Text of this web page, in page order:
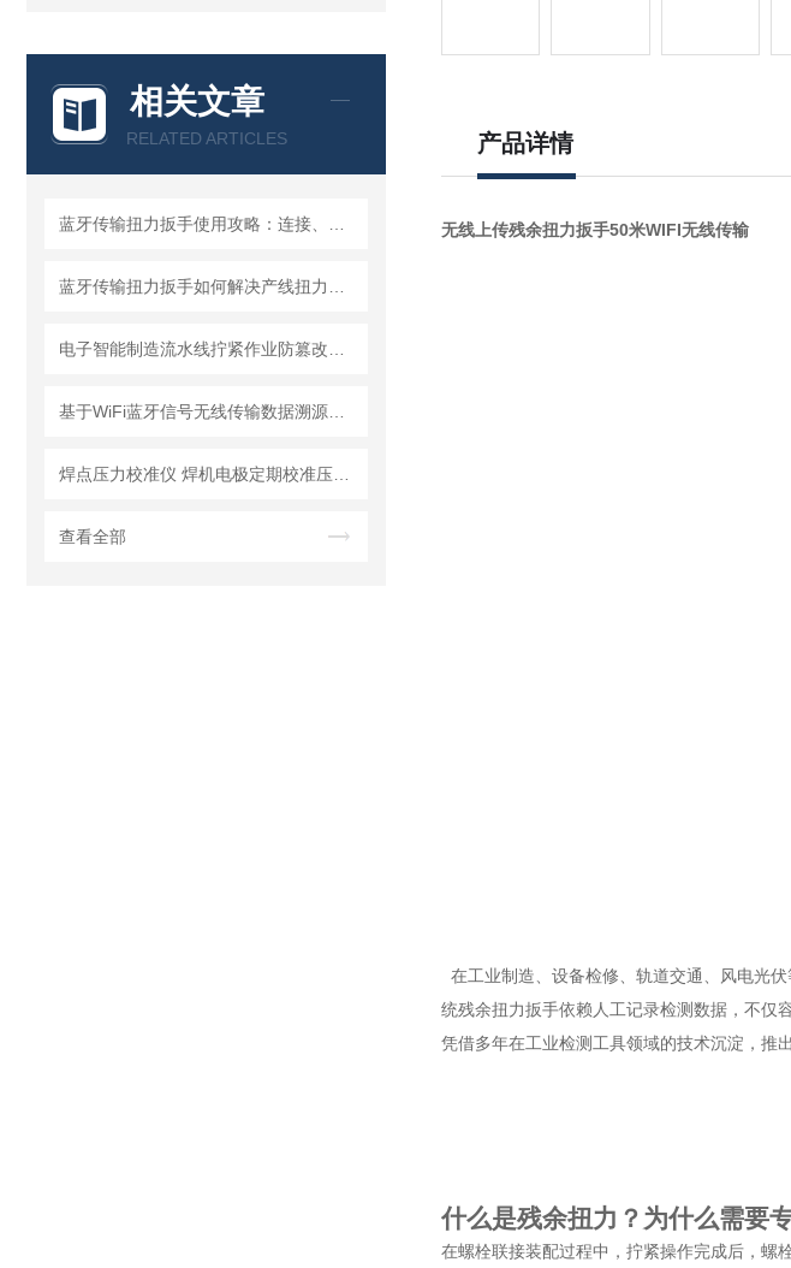
相关文章
RELATED ARTICLES
查看全部
产品详情
无线上传残余扭力扳手50米WIFI无线传输
在工业制造、设备检修、轨道交通、风电光
统残余扭力扳手依赖人工记录检测数据，不仅
凭借多年在工业检测工具领域的技术沉淀，推
什么是残余扭力？为什么需要
在螺栓联接装配过程中，拧紧操作完成后，螺